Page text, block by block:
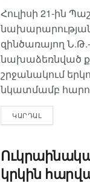
Հուլիսի 21-ին
զինծառայող
նախաձեռնված
շրջանակում
նկատմամբ
ԿԱՐԴԱԼ
կրկին